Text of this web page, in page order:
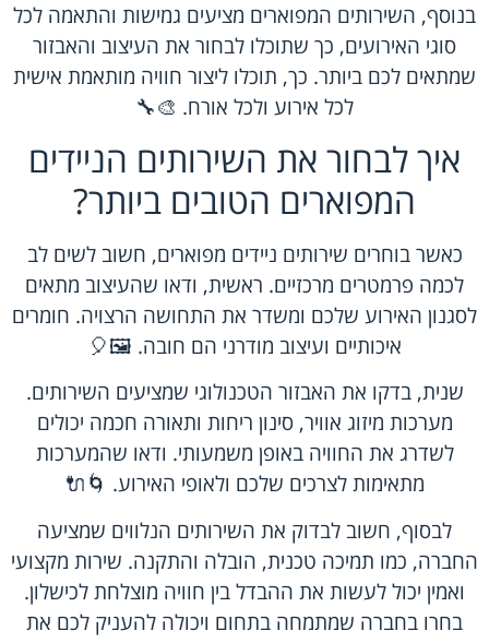
בנוסף, השירותים המפוארים מציעים גמישות והתאמה לכל
סוגי האירועים, כך שתוכלו לבחור את העיצוב והאבזור
שמתאים לכם ביותר. כך, תוכלו ליצור חוויה מותאמת אישית
לכל אירוע ולכל אורח. 🎨🔧
איך לבחור את השירותים הניידים
המפוארים הטובים ביותר?
כאשר בוחרים שירותים ניידים מפוארים, חשוב לשים לב
לכמה פרמטרים מרכזיים. ראשית, ודאו שהעיצוב מתאים
לסגנון האירוע שלכם ומשדר את התחושה הרצויה. חומרים
איכותיים ועיצוב מודרני הם חובה. 🖼️🎈
שנית, בדקו את האבזור הטכנולוגי שמציעים השירותים.
מערכות מיזוג אוויר, סינון ריחות ותאורה חכמה יכולים
לשדרג את החוויה באופן משמעותי. ודאו שהמערכות
מתאימות לצרכים שלכם ולאופי האירוע. 🌀🔌
לבסוף, חשוב לבדוק את השירותים הנלווים שמציעה
החברה, כמו תמיכה טכנית, הובלה והתקנה. שירות מקצועי
ואמין יכול לעשות את ההבדל בין חוויה מוצלחת לכישלון.
בחרו בחברה שמתמחה בתחום ויכולה להעניק לכם את